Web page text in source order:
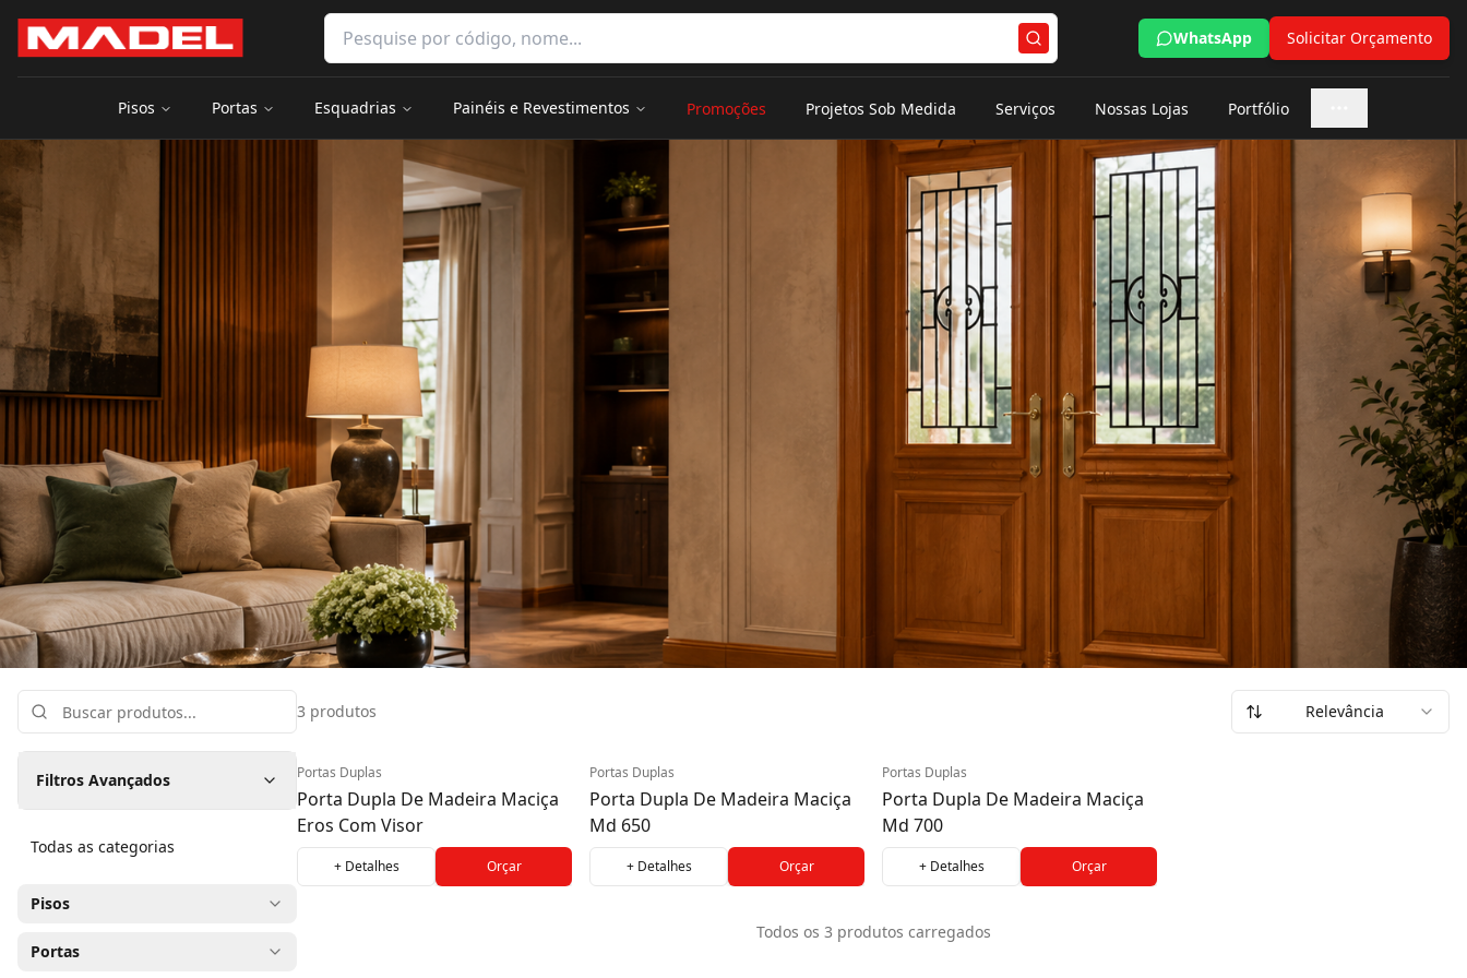
Pesquisar produtos e categorias
WhatsApp Solicitar Orçamento
Pisos Portas Esquadrias Painéis e Revestimentos Promoções Projetos Sob Medida Serviços Nossas Lojas Portfólio
Início Portas Duplas
Portas Duplas
As portas duplas unem imponência, sofisticação e amplitude em
cada detalhe. Produzidas com madeiras nobres certificadas,
valorizam a entrada com acabamento elegante, alta durabilidade e
um visual marcante que transforma a fachada em um verdadeiro
Filtros Avançados
Todas as categorias
Pisos
Portas
3 produtos Relevância
Portas Duplas
Porta Dupla De Madeira Maciça
Eros Com Visor
+ Detalhes Orçar
Portas Duplas
Porta Dupla De Madeira Maciça
Md 650
+ Detalhes Orçar
Portas Duplas
Porta Dupla De Madeira Maciça
Md 700
+ Detalhes Orçar
Todos os 3 produtos carregados